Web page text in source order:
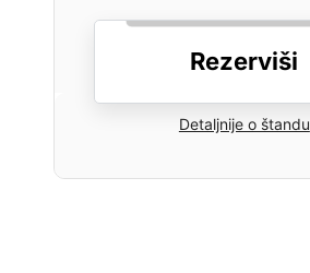
Rezerviši
Detaljnije o štandu